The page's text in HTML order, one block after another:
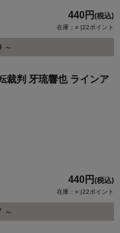
440円 (税込)
在庫：○ |22ポイント
～
裁判 牙琉響也 ラインア
440円 (税込)
在庫：○ |22ポイント
～